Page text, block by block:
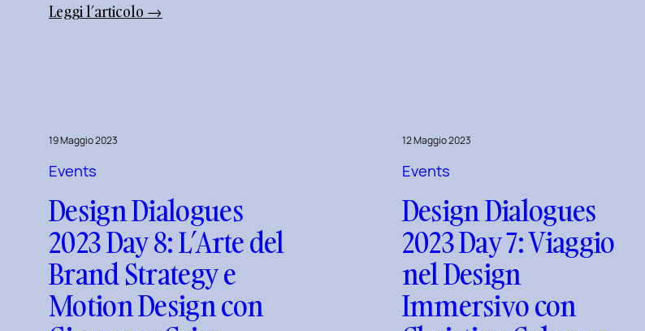
Leggi l’articolo →
Servizi
Pubblici
con
Elisabetta
Gori.
19 Maggio 2023
Events
Design Dialogues
2023 Day 8: L’Arte del
Brand Strategy e
Motion Design con
12 Maggio 2023
Events
Design Dialogues
2023 Day 7: Viaggio
nel Design
Immersivo con